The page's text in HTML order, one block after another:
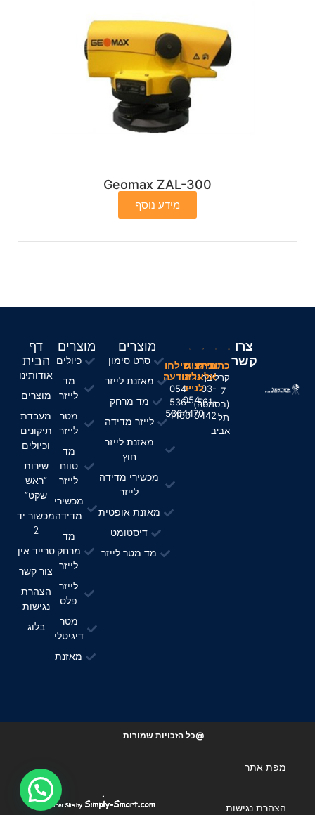
Geomax ZAL-300
מידע נוסף
דף
הבית
אודותינו
מוצרים
מעבדת
תיקונים
וכיולים
שירות
“ראש
שקט”
מכשור יד
2
טרייד אין
צור קשר
הצהרת
נגישות
בלוג
מוצרים
כיולים
מד
לייזר
מטר
לייזר
מד
טווח
לייזר
מכשירי
מדידה
מד
מרחק
לייזר
לייזר
פלס
מטר
דיגיטלי
מאזנת
מוצרים
סרט סימון
מאזנת לייזר
מד מרחק
לייזר מדידה
מאזנת לייזר
חוץ
מכשירי מדידה
לייזר
מאזנת אופטית
דיסטומט
מד מטר לייזר
צרו
קשרכתובתינו
קרליבך
7
(בסמטה)
תל
אביב
חייגו
אלינו
03-
561-
5442
חייגו
אלינו
לנייד
054-
5364470
שילחו
הודעה
054-
536-
4460
@כל הזכויות שמורות
מפת אתר
הצהרת נגישות